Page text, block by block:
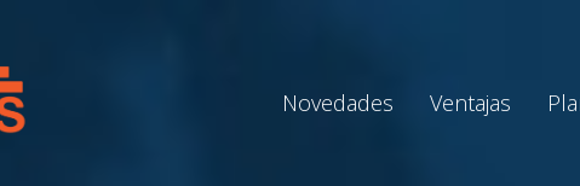
Novedades Ventajas